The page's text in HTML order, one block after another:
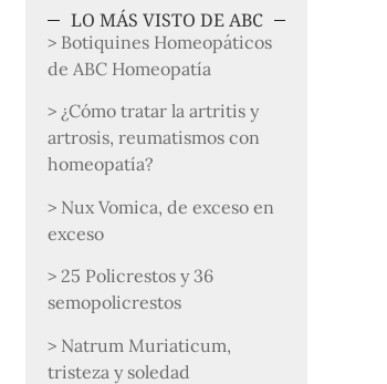
LO MÁS VISTO DE ABC
> Botiquines Homeopáticos
de ABC Homeopatía
> ¿Cómo tratar la artritis y
artrosis, reumatismos con
homeopatía?
> Nux Vomica, de exceso en
exceso
> 25 Policrestos y 36
semopolicrestos
> Natrum Muriaticum,
tristeza y soledad